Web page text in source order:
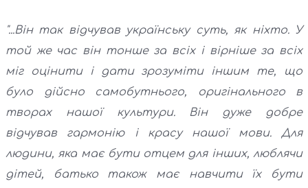
"...Він так відчував українську суть, як ніхто. У
той же час він тонше за всіх і вірніше за всіх
міг оцінити і дати зрозуміти іншим те, що
було дійсно самобутнього, оригінального в
творах нашої культури. Він дуже добре
відчував гармонію і красу нашої мови. Для
людини, яка має бути отцем для інших, люблячи
дітей, батько також має навчити їх бути